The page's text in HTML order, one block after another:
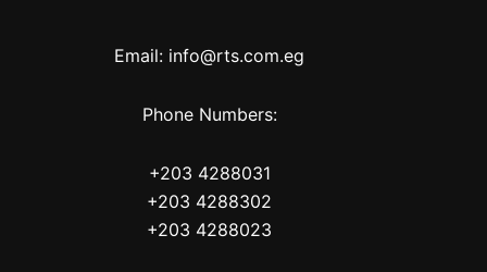
Email: info@rts.com.eg
Phone Numbers:
+203 4288031
+203 4288302
+203 4288023